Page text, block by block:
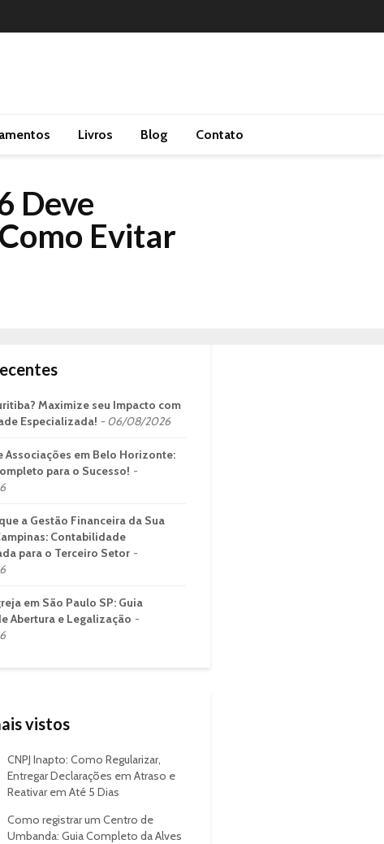
Livros Blog Contato
Deve
Evitar
Maximize seu Impacto com
Especializada!
06/08/2026
Associações em Belo Horizonte:
para o Sucesso!
a Gestão Financeira da Sua
Contabilidade
para o Terceiro Setor
em São Paulo SP: Guia
Abertura e Legalização
vistos
CNPJ Inapto: Como Regularizar,
Entregar Declarações em Atraso e
Reativar em Até 5 Dias
Como registrar um Centro de
Umbanda: Guia Completo da Alves